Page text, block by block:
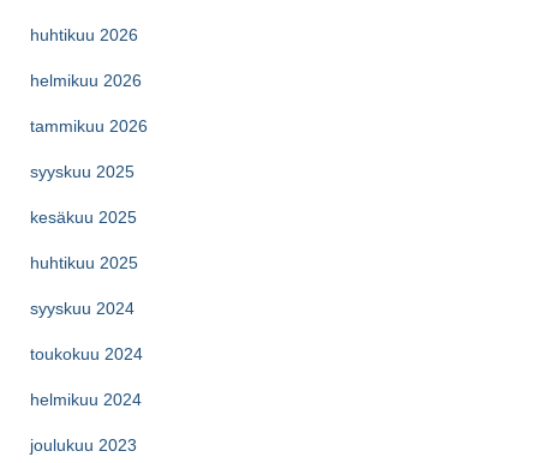
huhtikuu 2026
helmikuu 2026
tammikuu 2026
syyskuu 2025
kesäkuu 2025
huhtikuu 2025
syyskuu 2024
toukokuu 2024
helmikuu 2024
joulukuu 2023